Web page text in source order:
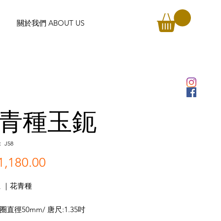
關於我們 ABOUT US
種玉鈪
J58
｜花青種
直徑50mm/ 唐尺:1.35吋